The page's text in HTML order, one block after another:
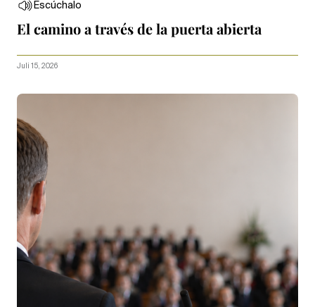
Escúchalo
El camino a través de la puerta abierta
Juli 15, 2026